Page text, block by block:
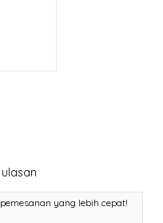
yang lebih cepat!